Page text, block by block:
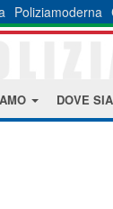
Poliziamoderna
DOVE